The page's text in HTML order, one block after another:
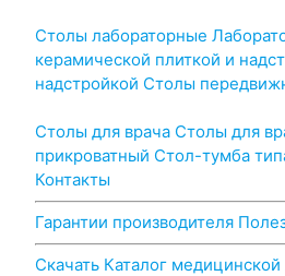
Столы лабораторные
керамической плиткой и
надстройкой Столы
Столы для врача Столы для
прикроватный Стол-тумба
Контакты
Гарантии производителя
Скачать Каталог